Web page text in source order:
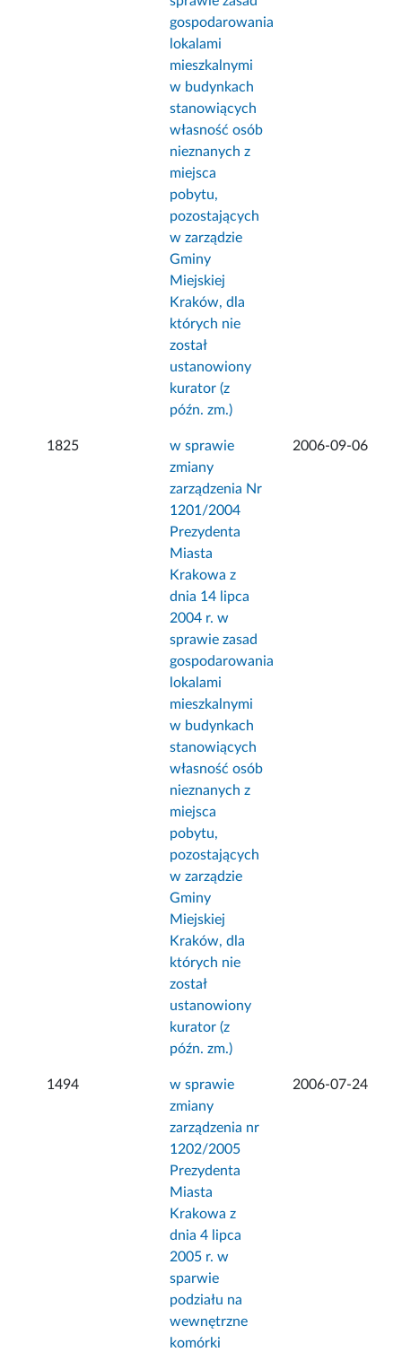
gospodarowania
lokalami
mieszkalnymi
w budynkach
stanowiących
własność osób
nieznanych z
miejsca
pobytu,
pozostających
w zarządzie
Gminy
Miejskiej
Kraków, dla
których nie
został
ustanowiony
kurator (z
późn. zm.)
1825
w sprawie
zmiany
zarządzenia Nr
1201/2004
Prezydenta
Miasta
Krakowa z
dnia 14 lipca
2004 r. w
sprawie zasad
gospodarowania
lokalami
mieszkalnymi
w budynkach
stanowiących
własność osób
nieznanych z
miejsca
pobytu,
pozostających
w zarządzie
Gminy
Miejskiej
Kraków, dla
których nie
został
ustanowiony
kurator (z
późn. zm.)
2006-09-06
1494
w sprawie
zmiany
zarządzenia nr
1202/2005
Prezydenta
Miasta
Krakowa z
dnia 4 lipca
2005 r. w
sparwie
podziału na
wewnętrzne
komórki
2006-07-24